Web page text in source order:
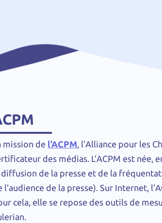
mission de l’ACPM, l’Alliance pour les
des médias. L’ACPM est née,
diffusion de la presse et de la
l’audience de la presse). Sur Internet,
cela, elle se repose des outils de